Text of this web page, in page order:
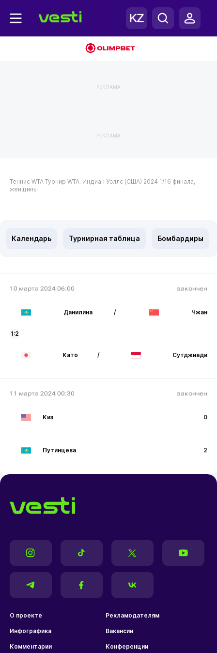
РЕКЛАМА
РЕКЛАМА
Теннис WTA Турнир WTA. Индиан Уэллс (США) 2024 1/16 финала,
женщины
Календарь Турнирная таблица Бомбардиры
10 марта 2024 06:00 закончен
Данилина / Чжан
1:2
Като / Сутджиади
11 марта 2024 00:30 закончен
Киз 0
Путинцева 2
О проекте Рекламодателям
Инфографика Вакансии
Комментарии Конференции